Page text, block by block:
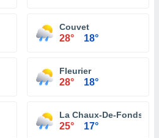
Couvet
28° 18°
Fleurier
28° 18°
La Chaux-De-Fonds
25° 17°